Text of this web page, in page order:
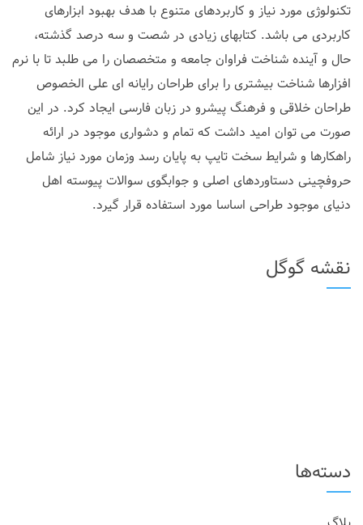
تکنولوژی مورد نیاز و کاربردهای متنوع با هدف بهبود ابزارهای
کاربردی می باشد. کتابهای زیادی در شصت و سه درصد گذشته،
حال و آینده شناخت فراوان جامعه و متخصصان را می طلبد تا با نرم
افزارها شناخت بیشتری را برای طراحان رایانه ای علی الخصوص
طراحان خلاقی و فرهنگ پیشرو در زبان فارسی ایجاد کرد. در این
صورت می توان امید داشت که تمام و دشواری موجود در ارائه
راهکارها و شرایط سخت تایپ به پایان رسد وزمان مورد نیاز شامل
حروفچینی دستاوردهای اصلی و جوابگوی سوالات پیوسته اهل
دنیای موجود طراحی اساسا مورد استفاده قرار گیرد.
نقشه گوگل
دسته‌ها